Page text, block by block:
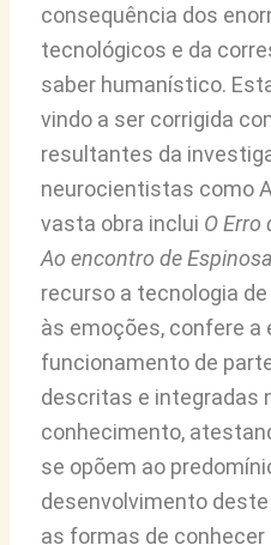
consequência dos
tecnológicos e da
saber humanístico.
vindo a ser corrigida
resultantes da
neurocientistas como
vasta obra inclui O Erro
Ao encontro de Espinosa
recurso a tecnologia
às emoções, confere a
funcionamento de
descritas e integradas
conhecimento,
se opõem ao
desenvolvimento
as formas de conhecer